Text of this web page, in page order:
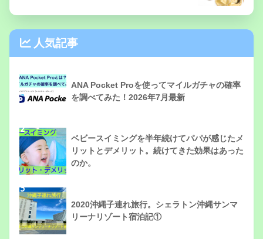
人気記事
ANA Pocket Proを使ってマイルガチャの確率
を調べてみた！2026年7月最新
2
ベビースイミングを半年続けてパパが感じたメ
リットとデメリット。続けてきた効果はあった
のか。
3
2020沖縄子連れ旅行。シェラトン沖縄サンマ
リーナリゾート宿泊記①